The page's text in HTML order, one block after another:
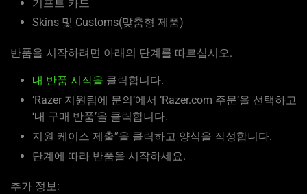
기프트 카드
Skins 및 Customs(맞춤형 제품)
반품을 시작하려면 아래의 단계를 따르십시오.
내 반품 시작을 클릭합니다.
‘Razer 지원팀에 문의’에서 ‘Razer.com 주문’을 선택하고
‘내 구매 반품’을 클릭합니다.
지원 케이스 제출”을 클릭하고 양식을 작성합니다.
단계에 따라 반품을 시작하세요.
추가 정보: